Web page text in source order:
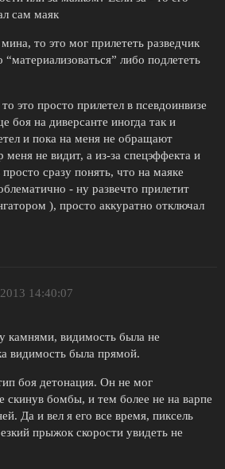
сам маяк
то это мог прилететь разведчик
либо подлететь
это просто прилетел в псевдоинвизе
боя на диверсанте иногда так и
и пока на меня не обращают
меня не видит, а из-за спецэффекта и
сразу понять, что на маяке
- ну развечто прилетит
), просто аккуратно отключал
14:40:07
камнями, видимость была не
видимость была прямой.
боя детонация. Он не мог
скинув бомбы, и тем более не на варпе
Да и вел я его все время, пиксель
прыжок скорости увидеть не